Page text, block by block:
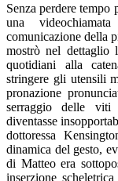
Senza perdere
una
comunicazione della
mostrò nel dettaglio
quotidiani alla
stringere gli utensili
pronazione
serraggio delle
diventasse
dottoressa
dinamica del gesto,
di Matteo era
inserzione